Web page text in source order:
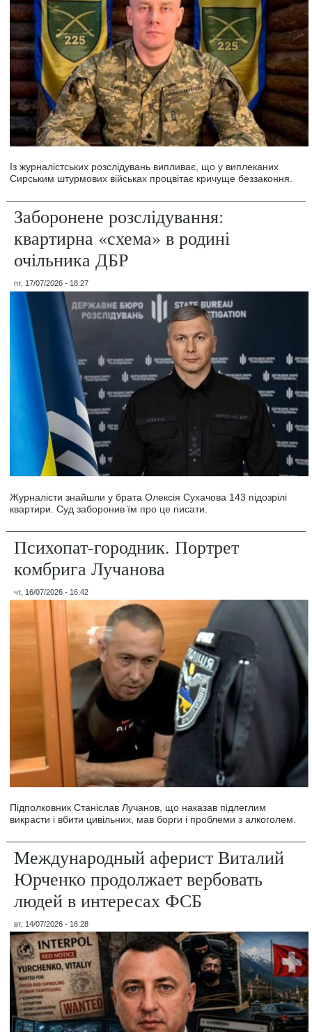
Із журналістських розслідувань випливає, що у виплеканих
Сирським штурмових військах процвітає кричуще беззаконня.
Заборонене розслідування:
квартирна «схема» в родині
очільника ДБР
пт, 17/07/2026 - 18:27
Журналісти знайшли у брата Олексія Сухачова 143 підозрілі
квартири. Суд заборонив їм про це писати.
Психопат-городник. Портрет
комбрига Лучанова
чт, 16/07/2026 - 16:42
Підполковник Станіслав Лучанов, що наказав підлеглим
викрасти і вбити цивільних, мав борги і проблеми з алкоголем.
Международный аферист Виталий
Юрченко продолжает вербовать
людей в интересах ФСБ
вт, 14/07/2026 - 16:28